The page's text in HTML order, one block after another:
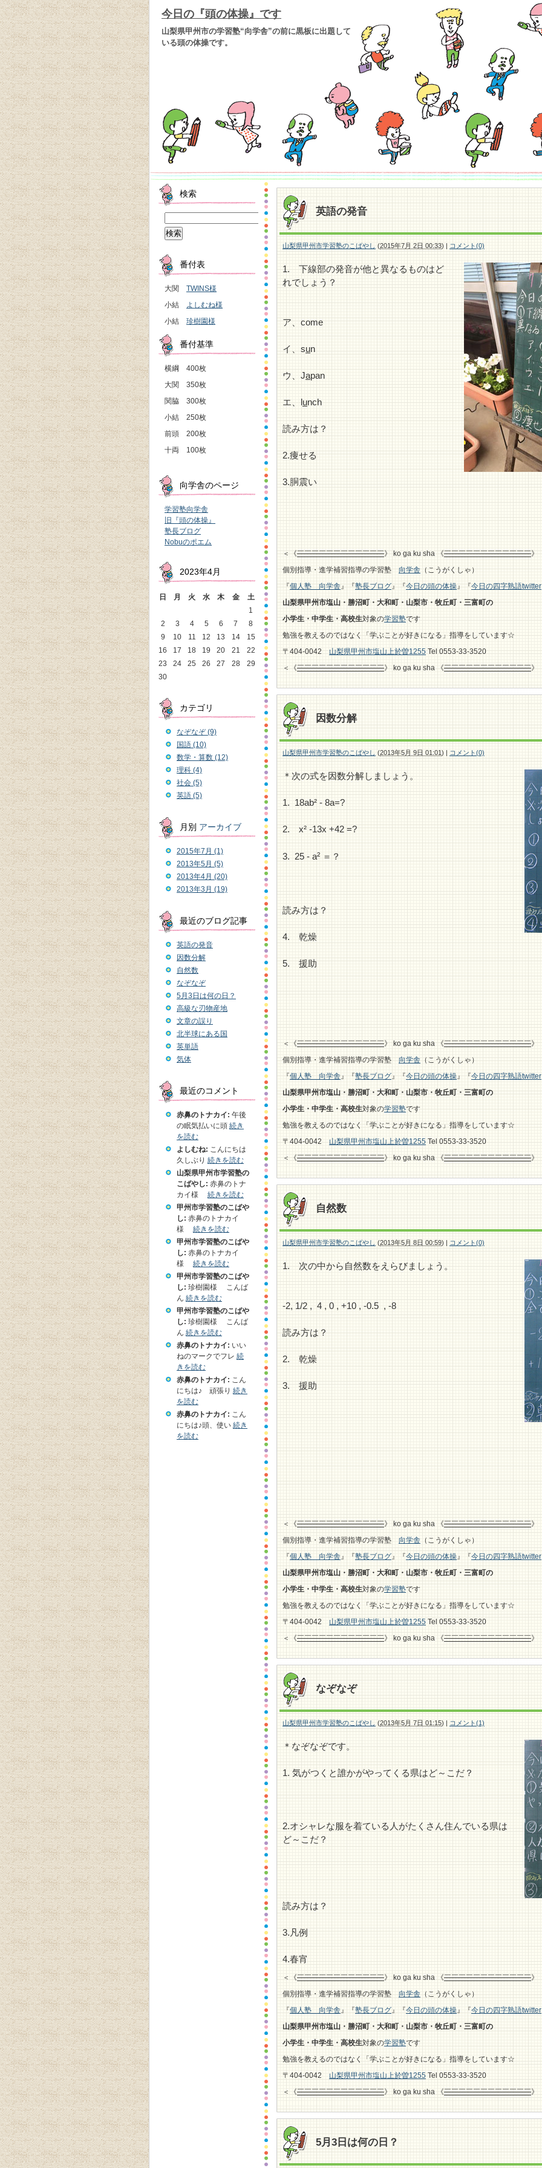
今日の『頭の体操』です
山梨県甲州市の学習塾“向学舎”の前に黒板に出題して
いる頭の体操です。
英語の発音
山梨県甲州市学習塾のこばやし (2015年7月 2日 00:33) | コメント(0)
1. 下線部の発音が他と異なるものはど
れでしょう？
ア、come
イ、sun
ウ、Japan
エ、lunch
読み方は？
2.痩せる
3.胴震い
＜《￣￣￣￣￣￣￣￣￣￣￣￣》 ko ga ku sha 《￣￣￣￣￣￣￣￣￣￣￣￣》
個別指導・進学補習指導の学習塾 向学舎 （こうがくしゃ）
『個人塾 向学舎』『塾長ブログ』『今日の頭の体操』『今日の四字熟語twitter
山梨県甲州市塩山・勝沼町・大和町・山梨市・牧丘町・三富町の
小学生・中学生・高校生対象の学習塾です
勉強を教えるのではなく「学ぶことが好きになる」指導をしています☆
〒404-0042 山梨県甲州市塩山上於曽1255 Tel 0553-33-3520
＜《￣￣￣￣￣￣￣￣￣￣￣￣》 ko ga ku sha 《￣￣￣￣￣￣￣￣￣￣￣￣》
因数分解
山梨県甲州市学習塾のこばやし (2013年5月 9日 01:01) | コメント(0)
＊次の式を因数分解しましょう。
1. 18ab² - 8a=?
2. x² -13x +42 =?
3. 25 - a² ＝？
読み方は？
4. 乾燥
5. 援助
＜《￣￣￣￣￣￣￣￣￣￣￣￣》 ko ga ku sha 《￣￣￣￣￣￣￣￣￣￣￣￣》
個別指導・進学補習指導の学習塾 向学舎 （こうがくしゃ）
『個人塾 向学舎』『塾長ブログ』『今日の頭の体操』『今日の四字熟語twitter
山梨県甲州市塩山・勝沼町・大和町・山梨市・牧丘町・三富町の
小学生・中学生・高校生対象の学習塾です
勉強を教えるのではなく「学ぶことが好きになる」指導をしています☆
〒404-0042 山梨県甲州市塩山上於曽1255 Tel 0553-33-3520
＜《￣￣￣￣￣￣￣￣￣￣￣￣》 ko ga ku sha 《￣￣￣￣￣￣￣￣￣￣￣￣》
自然数
山梨県甲州市学習塾のこばやし (2013年5月 8日 00:59) | コメント(0)
1. 次の中から自然数をえらびましょう。
-2, 1/2 , 4 , 0 , +10 , -0.5 , -8
読み方は？
2. 乾燥
3. 援助
＜《￣￣￣￣￣￣￣￣￣￣￣￣》 ko ga ku sha 《￣￣￣￣￣￣￣￣￣￣￣￣》
個別指導・進学補習指導の学習塾 向学舎 （こうがくしゃ）
『個人塾 向学舎』『塾長ブログ』『今日の頭の体操』『今日の四字熟語twitter
山梨県甲州市塩山・勝沼町・大和町・山梨市・牧丘町・三富町の
小学生・中学生・高校生対象の学習塾です
勉強を教えるのではなく「学ぶことが好きになる」指導をしています☆
〒404-0042 山梨県甲州市塩山上於曽1255 Tel 0553-33-3520
＜《￣￣￣￣￣￣￣￣￣￣￣￣》 ko ga ku sha 《￣￣￣￣￣￣￣￣￣￣￣￣》
なぞなぞ
山梨県甲州市学習塾のこばやし (2013年5月 7日 01:15) | コメント(1)
＊なぞなぞです。
1. 気がつくと誰かがやってくる県はど～こだ？
2.オシャレな服を着ている人がたくさん住んでいる県は
ど～こだ？
読み方は？
3.凡例
4.春宵
＜《￣￣￣￣￣￣￣￣￣￣￣￣》 ko ga ku sha 《￣￣￣￣￣￣￣￣￣￣￣￣》
個別指導・進学補習指導の学習塾 向学舎 （こうがくしゃ）
『個人塾 向学舎』『塾長ブログ』『今日の頭の体操』『今日の四字熟語twitter
山梨県甲州市塩山・勝沼町・大和町・山梨市・牧丘町・三富町の
小学生・中学生・高校生対象の学習塾です
勉強を教えるのではなく「学ぶことが好きになる」指導をしています☆
〒404-0042 山梨県甲州市塩山上於曽1255 Tel 0553-33-3520
＜《￣￣￣￣￣￣￣￣￣￣￣￣》 ko ga ku sha 《￣￣￣￣￣￣￣￣￣￣￣￣》
5月3日は何の日？
検索
番付表
大関 TWINS様
小結 よしむね様
小結 珍樹園様
番付基準
横綱 400枚
大関 350枚
関脇 300枚
小結 250枚
前頭 200枚
十両 100枚
向学舎のページ
学習塾向学舎
旧『頭の体操』
塾長ブログ
Nobuのポエム
2023年4月
日 月 火 水 木 金
土
1
2
3 4 5 6 7
8
9
10 11 12 13 14
15
16
17 18 19 20 21
22
23
24 25 26 27 28
29
30
カテゴリ
なぞなぞ (9)
国語 (10)
数学・算数 (12)
理科 (4)
社会 (5)
英語 (5)
月別 アーカイブ
2015年7月 (1)
2013年5月 (5)
2013年4月 (20)
2013年3月 (19)
最近のブログ記事
英語の発音
因数分解
自然数
なぞなぞ
5月3日は何の日？
高級な刃物産地
文章の誤り
北半球にある国
英単語
気体
最近のコメント
赤鼻のトナカイ: 午後
の眠気払いに頭 続き
を読む
よしむね: こんにちは
久しぶり 続きを読む
山梨県甲州市学習塾の
こばやし: 赤鼻のトナ
カイ様 続きを読む
甲州市学習塾のこばや
し: 赤鼻のトナカイ
様 続きを読む
甲州市学習塾のこばや
し: 赤鼻のトナカイ
様 続きを読む
甲州市学習塾のこばや
し: 珍樹園様 こんば
ん 続きを読む
甲州市学習塾のこばや
し: 珍樹園様 こんば
ん 続きを読む
赤鼻のトナカイ: いい
ねのマークでフレ 続
きを読む
赤鼻のトナカイ: こん
にちは♪ 頑張り 続き
を読む
赤鼻のトナカイ: こん
にちは♪頭、使い 続き
を読む